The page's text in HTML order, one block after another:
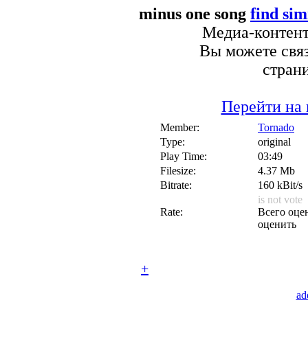
minus one song find
Медиа-
Вы можете
Перейти на
Member:
Tornado
Type:
original
Play Time:
03:49
Filesize:
4.37 Mb
Bitrate:
160 kBit/s
Rate:
is not vote
Всего
оценить
+